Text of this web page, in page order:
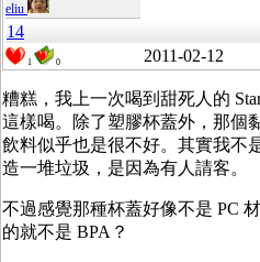
eliu
14
1 0 2011-02-12
糟糕，我上一次喝到甜死人的
這樣喝。除了塑膠杯蓋外，那個
飲料似乎也是很不好。其實我不
造一堆垃圾，是因為有人請客。
不過感覺那種杯蓋好像不是 PC
的就不是 BPA？